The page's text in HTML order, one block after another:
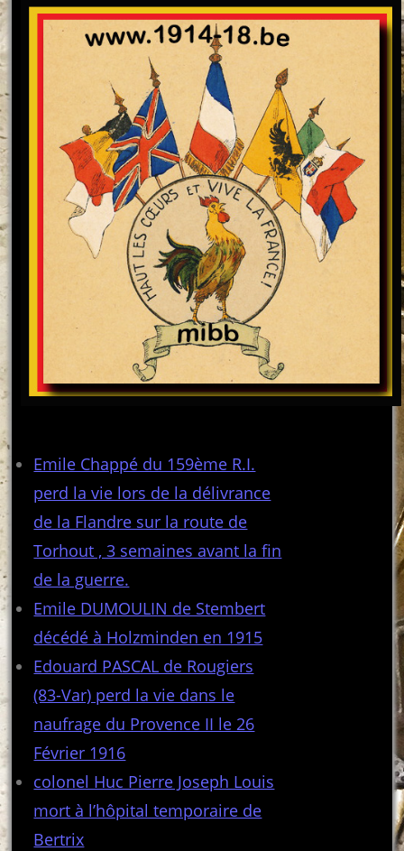
Emile Chappé du 159ème R.I.
perd la vie lors de la délivrance
de la Flandre sur la route de
Torhout , 3 semaines avant la fin
de la guerre.
Emile DUMOULIN de Stembert
décédé à Holzminden en 1915
Edouard PASCAL de Rougiers
(83-Var) perd la vie dans le
naufrage du Provence II le 26
Février 1916
colonel Huc Pierre Joseph Louis
mort à l’hôpital temporaire de
Bertrix